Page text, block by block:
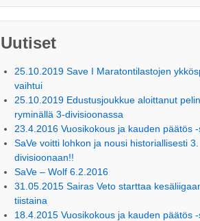
Uutiset
25.10.2019 Save I Maratontilastojen
vaihtui
25.10.2019 Edustusjoukkue aloittanut
ryminällä 3-divisioonassa
23.4.2016 Vuosikokous ja kauden päätös
SaVe voitti lohkon ja nousi historiallisesti 3.
divisioonaan!!
SaVe – Wolf 6.2.2016
31.05.2015 Sairas Veto starttaa
tiistaina
18.4.2015 Vuosikokous ja kauden päätös